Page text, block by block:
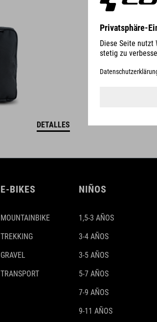
DETALLES
E-BIKES
MOUNTAINBIKE
TREKKING
GRAVEL
TRANSPORT
NIÑOS
1,5-3 AÑOS
3-4 AÑOS
3-5 AÑOS
5-7 AÑOS
7-9 AÑOS
9-11 AÑOS